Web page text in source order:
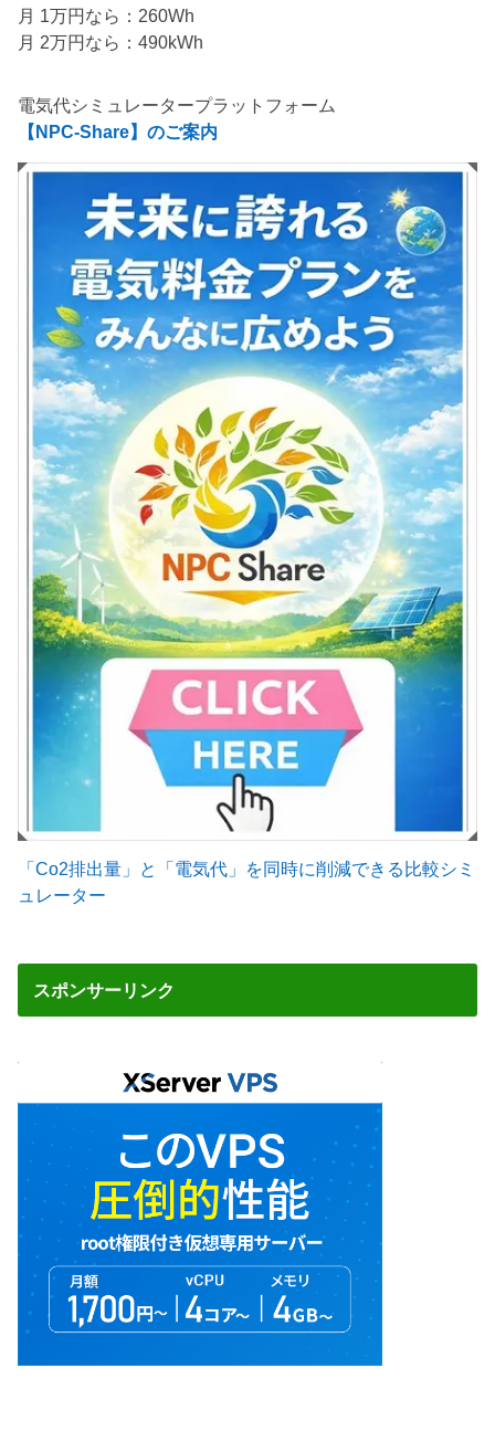
月 1万円なら：260Wh
月 2万円なら：490kWh
電気代シミュレータープラットフォーム
【NPC-Share】のご案内
「Co2排出量」と「電気代」を同時に削減できる比較シミ
ュレーター
スポンサーリンク